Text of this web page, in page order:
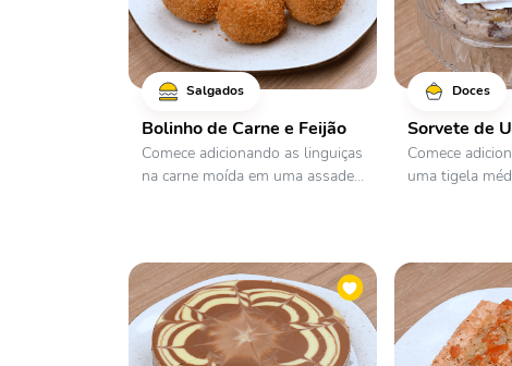
Salgados
Bolinho de Carne e Feijão
Comece adicionando as linguiças
na carne moída em uma assade...
Doces
Sorvete de
Comece
uma tigela